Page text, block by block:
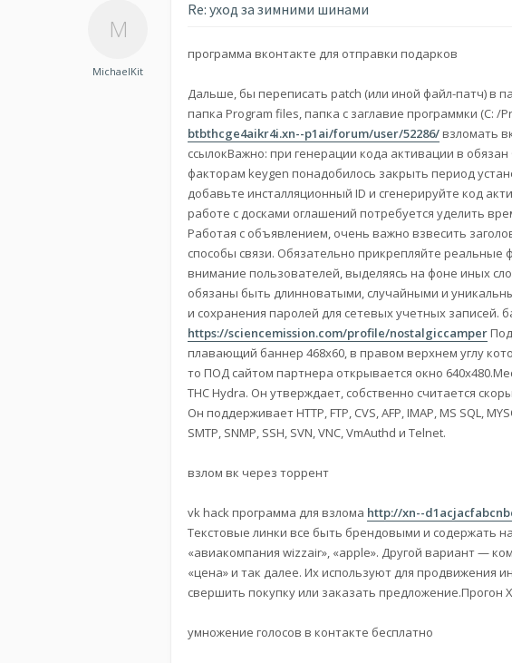
MichaelKit
Re: уход за зимними шинами
программа вконтакте для отправки подарков
Дальше, бы переписать patch (или иной файл-патч) в
папка Program files, папка с заглавие программки (C:
btbthcge4aikr4i.xn--p1ai/forum/user/52286/взломать
ссылокВажно: при генерации кода активации в
факторам keygen понадобилось закрыть период
добавьте инсталляционный ID и сгенерируйте код
работе с досками оглашений потребуется уделить
Работая с объявлением, очень важно взвесить
способы связи. Обязательно прикрепляйте
внимание пользователей, выделяясь на фоне иных
обязаны быть длинноватыми, случайными и
и сохранения паролей для сетевых учетных записей.
https://sciencemission.com/profile/nostalgiccamper
плавающий баннер 468х60, в правом верхнем углу
то ПОД сайтом партнера открывается окно
THC Hydra. Он утверждает, собственно считается
Он поддерживает HTTP, FTP, CVS, AFP, IMAP, MS SQL,
SMTP, SNMP, SSH, SVN, VNC, VmAuthd и Telnet.
взлом вк через торрент
vk hack программа для взлома http://xn--
Текстовые линки все быть брендовыми и содержать
«авиакомпания wizzair», «apple». Другой вариант —
«цена» и так далее. Их используют для
свершить покупку или заказать предложение.Прогон
умножение голосов в контакте бесплатно